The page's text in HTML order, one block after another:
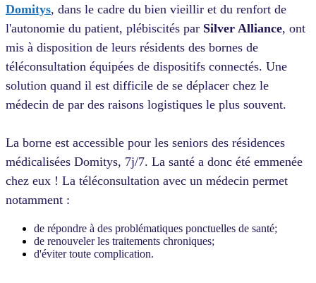
Domitys, dans le cadre du bien vieillir et du renfort de
l'autonomie du patient, plébiscités par Silver Alliance, ont
mis à disposition de leurs résidents des bornes de
téléconsultation équipées de dispositifs connectés. Une
solution quand il est difficile de se déplacer chez le
médecin de par des raisons logistiques le plus souvent.
La borne est accessible pour les seniors des résidences
médicalisées Domitys, 7j/7. La santé a donc été emmenée
chez eux ! La téléconsultation avec un médecin permet
notamment :
de répondre à des problématiques ponctuelles de santé;
de renouveler les traitements chroniques;
d'éviter toute complication.